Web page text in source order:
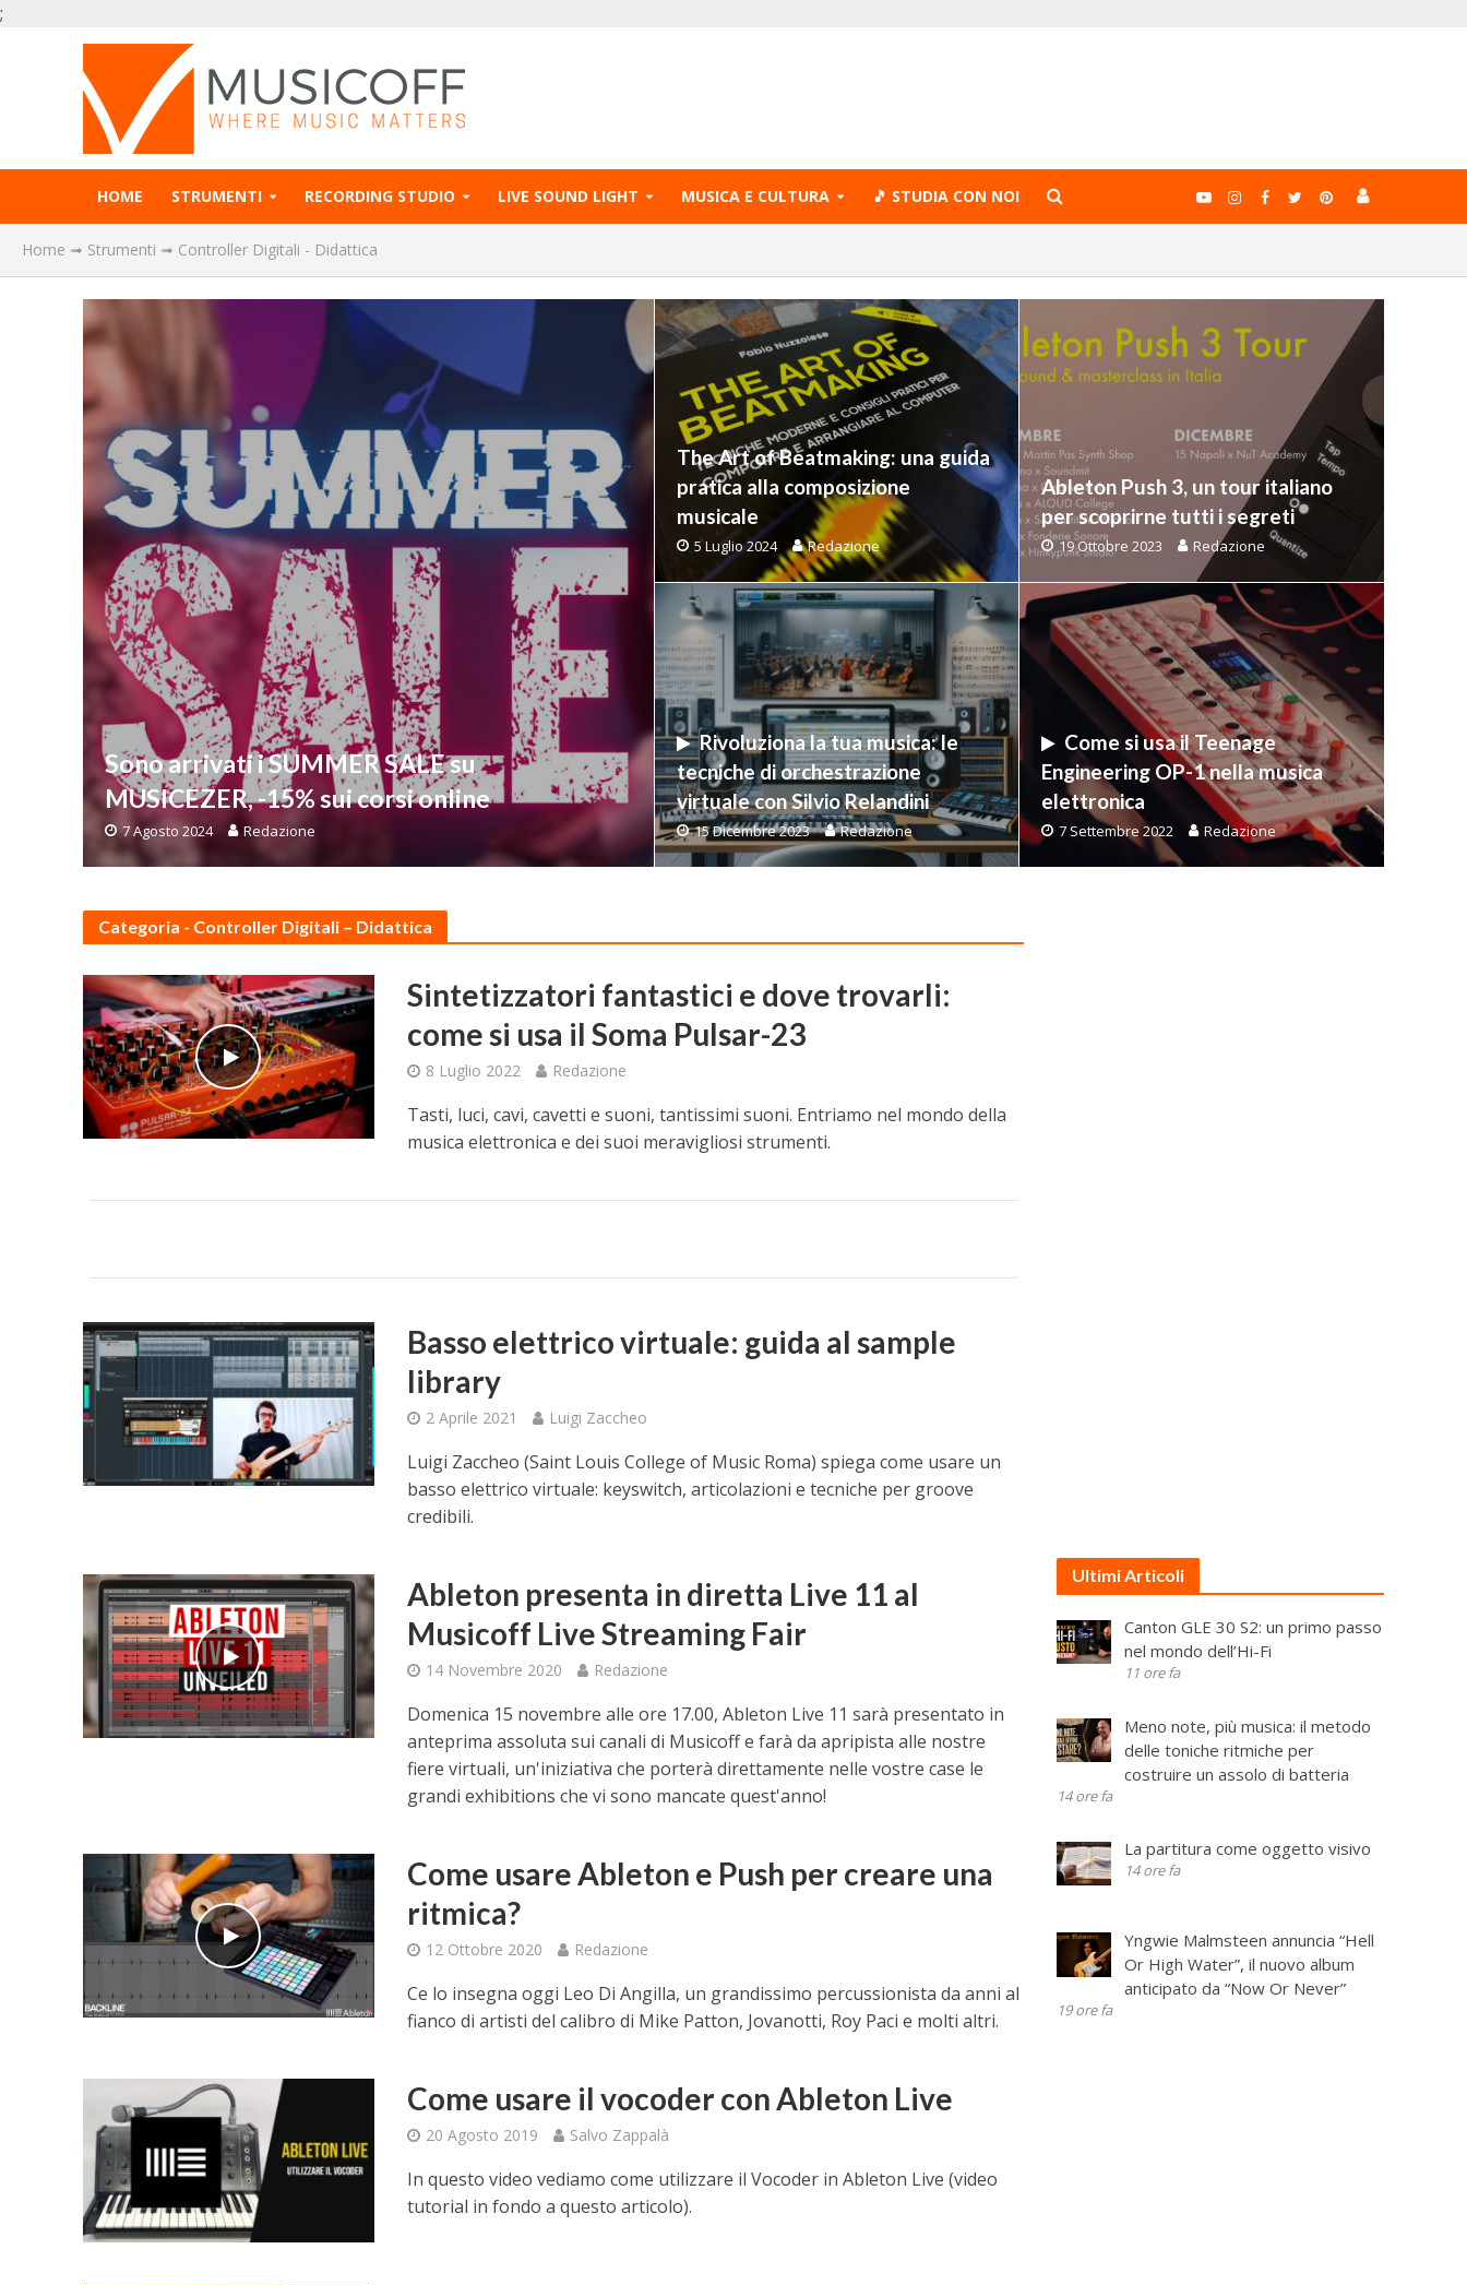
;
HOME STRUMENTI RECORDING STUDIO LIVE SOUND LIGHT MUSICA E CULTURA 🎵 STUDIA CON NOI
Home ➟ Strumenti ➟ Controller Digitali - Didattica
Sono arrivati i SUMMER SALE su
MUSICEZER, -15% sui corsi online
7 Agosto 2024 Redazione
The Art of Beatmaking: una guida
pratica alla composizione
musicale
5 Luglio 2024 Redazione
Rivoluziona la tua musica: le
tecniche di orchestrazione
virtuale con Silvio Relandini
15 Dicembre 2023 Redazione
Ableton Push 3, un tour italiano
per scoprirne tutti i segreti
19 Ottobre 2023 Redazione
Come si usa il Teenage
Engineering OP-1 nella musica
elettronica
7 Settembre 2022 Redazione
Categoria - Controller Digitali – Didattica
Sintetizzatori fantastici e dove trovarli:
come si usa il Soma Pulsar-23
8 Luglio 2022 Redazione
Tasti, luci, cavi, cavetti e suoni, tantissimi suoni. Entriamo nel mondo della
musica elettronica e dei suoi meravigliosi strumenti.
Basso elettrico virtuale: guida al sample
library
2 Aprile 2021 Luigi Zaccheo
Luigi Zaccheo (Saint Louis College of Music Roma) spiega come usare un
basso elettrico virtuale: keyswitch, articolazioni e tecniche per groove
credibili.
Ableton presenta in diretta Live 11 al
Musicoff Live Streaming Fair
14 Novembre 2020 Redazione
Domenica 15 novembre alle ore 17.00, Ableton Live 11 sarà presentato in
anteprima assoluta sui canali di Musicoff e farà da apripista alle nostre
fiere virtuali, un'iniziativa che porterà direttamente nelle vostre case le
grandi exhibitions che vi sono mancate quest'anno!
Come usare Ableton e Push per creare una
ritmica?
12 Ottobre 2020 Redazione
Ce lo insegna oggi Leo Di Angilla, un grandissimo percussionista da anni al
fianco di artisti del calibro di Mike Patton, Jovanotti, Roy Paci e molti altri.
Come usare il vocoder con Ableton Live
20 Agosto 2019 Salvo Zappalà
In questo video vediamo come utilizzare il Vocoder in Ableton Live (video
tutorial in fondo a questo articolo).
Ultimi Articoli
Canton GLE 30 S2: un primo passo
nel mondo dell’Hi-Fi
11 ore fa
Meno note, più musica: il metodo
delle toniche ritmiche per
costruire un assolo di batteria
14 ore fa
La partitura come oggetto visivo
14 ore fa
Yngwie Malmsteen annuncia “Hell
Or High Water”, il nuovo album
anticipato da “Now Or Never”
19 ore fa